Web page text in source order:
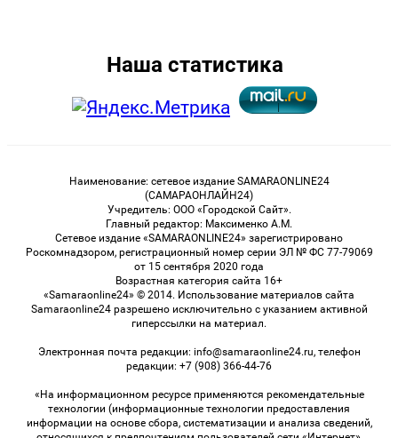
Наша статистика
Наименование: сетевое издание SAMARAONLINE24
(САМАРАОНЛАЙН24)
Учредитель: ООО «Городской Сайт».
Главный редактор: Максименко А.М.
Сетевое издание «SAMARAONLINE24» зарегистрировано
Роскомнадзором, регистрационный номер серии ЭЛ № ФС 77-79069
от 15 сентября 2020 года
Возрастная категория сайта 16+
«Samaraonline24» © 2014. Использование материалов сайта
Samaraonline24 разрешено исключительно с указанием активной
гиперссылки на материал.
Электронная почта редакции: info@samaraonline24.ru, телефон
редакции: +7 (908) 366-44-76
«На информационном ресурсе применяются рекомендательные
технологии (информационные технологии предоставления
информации на основе сбора, систематизации и анализа сведений,